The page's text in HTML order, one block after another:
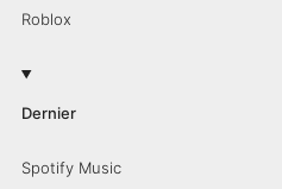
Roblox
Dernier
Spotify Music